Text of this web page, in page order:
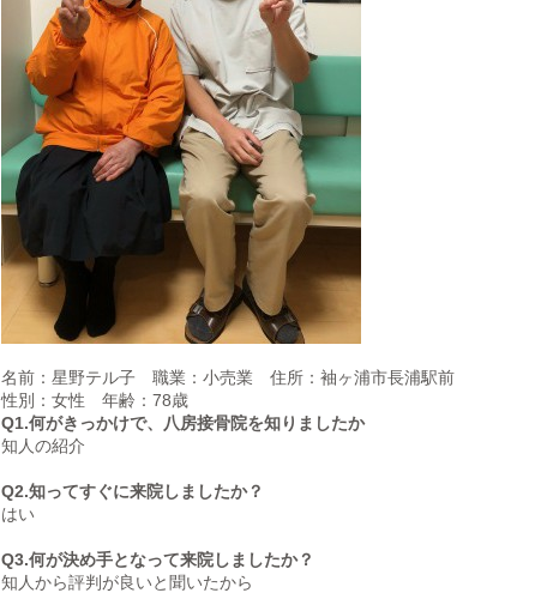
名前：星野テル子 職業：小売業 住所： 袖ヶ浦市長浦駅前
性別：女性 年齢：78歳
Q1.何がきっかけで、八房接骨院を知りましたか
知人の紹介
Q2.知ってすぐに来院しましたか？
はい
Q3.何が決め手となって来院しましたか？
知人から評判が良いと聞いたから